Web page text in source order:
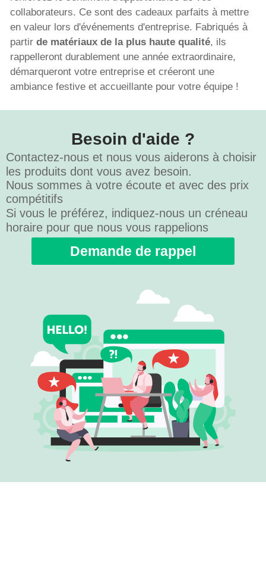
collaborateurs. Ce sont des cadeaux parfaits à mettre
en valeur lors d'événements d'entreprise. Fabriqués à
partir de matériaux de la plus haute qualité, ils
rappelleront durablement une année extraordinaire,
démarqueront votre entreprise et créeront une
ambiance festive et accueillante pour votre équipe !
Besoin d'aide ?
Contactez-nous et nous vous aiderons à choisir
les produits dont vous avez besoin.
Nous sommes à votre écoute et avec des prix
compétitifs
Si vous le préférez, indiquez-nous un créneau
horaire pour que nous vous rappelions
Demande de rappel